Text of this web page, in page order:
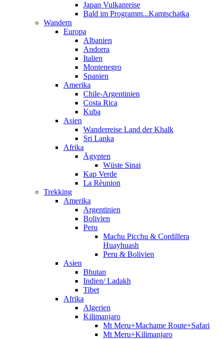
Japan Vulkanreise
Bald im Programm...Kamtschatka
Wandern
Europa
Albanien
Andorra
Italien
Montenegro
Spanien
Amerika
Chile-Argentinien
Costa Rica
Kuba
Asien
Wanderreise Land der Khalk
Sri Lanka
Afrika
Ägypten
Wüste Sinai
Kap Verde
La Rèunion
Trekking
Amerika
Argentinien
Bolivien
Peru
Machu Picchu & Cordillera
Huayhuash
Peru & Bolivien
Asien
Bhutan
Indien/ Ladakh
Tibet
Afrika
Algerien
Kilimanjaro
Mt Meru+Machame Route+Safari
Mt Meru+Kilimanjaro